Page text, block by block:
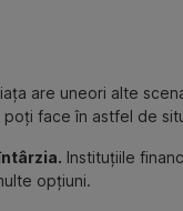
are uneori alte
face în astfel de
Instituțiile
opțiuni.